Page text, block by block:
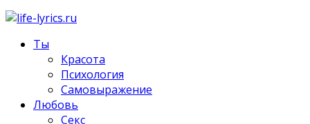
Ты
Красота
Психология
Самовыражение
Любовь
Секс